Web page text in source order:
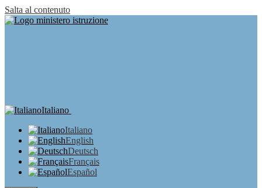
Salta al contenuto
Italiano
Italiano
English
Deutsch
Français
Español